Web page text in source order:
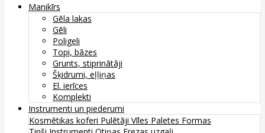
Manikīrs
Gēla lakas
Gēli
Poligeli
Topi, bāzes
Grunts, stiprinātāji
Šķidrumi, eļļiņas
El. ierīces
Komplekti
Instrumenti un piederumi
Kosmētikas koferi Pulētāji Vīles Paletes Formas